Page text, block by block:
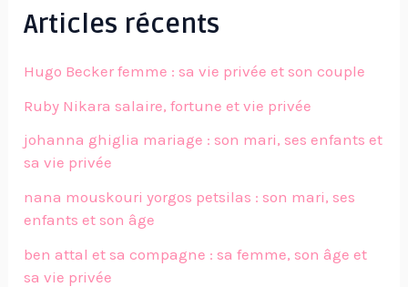
Articles récents
Hugo Becker femme : sa vie privée et son couple
Ruby Nikara salaire, fortune et vie privée
johanna ghiglia mariage : son mari, ses enfants et
sa vie privée
nana mouskouri yorgos petsilas : son mari, ses
enfants et son âge
ben attal et sa compagne : sa femme, son âge et
sa vie privée